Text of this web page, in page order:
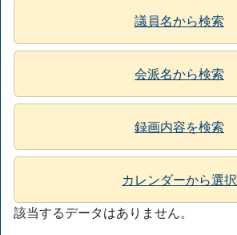
議員名から検索
会派名から検索
録画内容を検索
カレンダーから選択
該当するデータはありません。